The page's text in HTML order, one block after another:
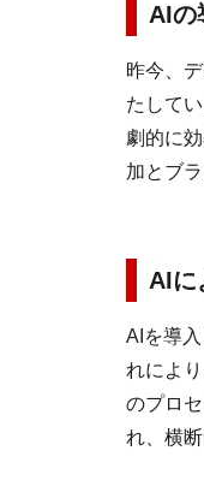
AIの
昨今、
たして
劇的に
加とブ
AIに
AIを導
れによ
のプロ
れ、横